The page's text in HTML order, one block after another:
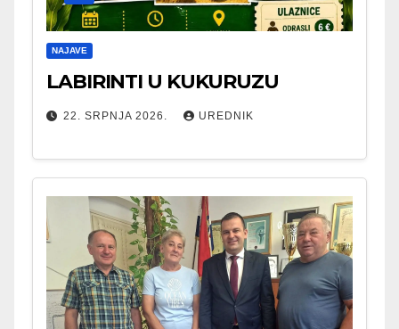
NAJAVE
LABIRINTI U KUKURUZU
22. SRPNJA 2026. UREDNIK